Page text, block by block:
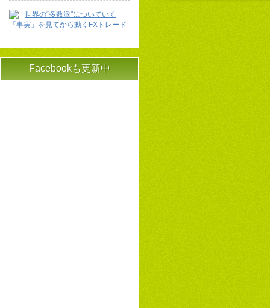
世界の“多数派"についていく
「事実」を見てから動くFXトレード
Facebookも更新中